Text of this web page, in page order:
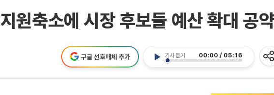
원축소에 시장 후보들 예산 확대 공
기사 듣기 00:00 / 05:16
구글 선호매체 추가